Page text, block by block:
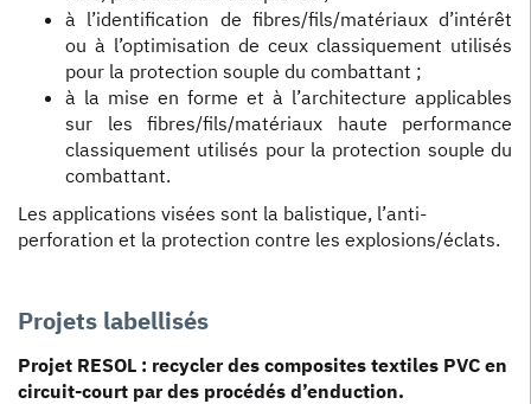
à l’identification de fibres/fils/matériaux d’intérêt
ou à l’optimisation de ceux classiquement utilisés
pour la protection souple du combattant ;
à la mise en forme et à l’architecture applicables
sur les fibres/fils/matériaux haute performance
classiquement utilisés pour la protection souple du
combattant.
Les applications visées sont la balistique, l’anti-
perforation et la protection contre les explosions/éclats.
Projets labellisés
Projet RESOL : recycler des composites textiles PVC en
circuit-court par des procédés d’enduction.